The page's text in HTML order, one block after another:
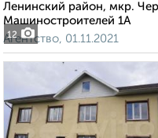
12
Ленинский район, мкр.
Машиностроителей 1А
Агентство, 01.11.2021